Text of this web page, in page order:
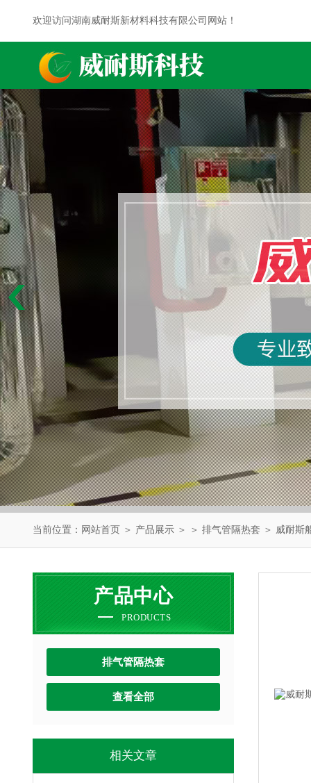
欢迎访问湖南威耐斯新材料科技有限公司网站！
当前位置： 网站首页 ＞ 产品展示 ＞ ＞ 排气管隔热套 ＞ 威耐斯
产品中心
PRODUCTS
排气管隔热套
查看全部
相关文章